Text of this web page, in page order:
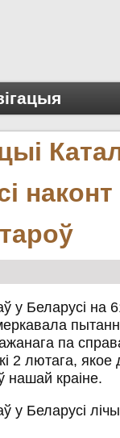
наконт
у Беларусі
па
2 лютага,
нашай краіне.
у Беларусі